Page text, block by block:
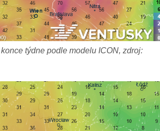
týdne podle modelu ICON, zdroj: